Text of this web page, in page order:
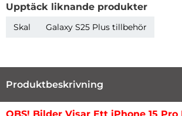
Upptäck liknande produkter
Skal Galaxy S25 Plus tillbehör
Produktbeskrivning
Produktbeskrivning